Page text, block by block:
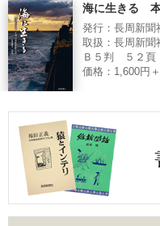
海に生きる 本
発行：長周新聞
取扱：長周新聞
Ｂ５判 ５２
価格：1,600円